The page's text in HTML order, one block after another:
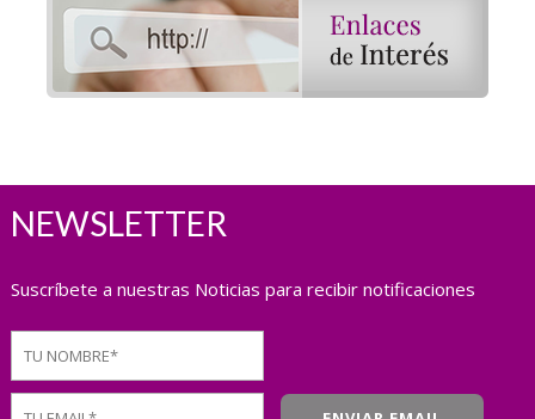
NEWSLETTER
Suscríbete a nuestras Noticias para recibir notificaciones